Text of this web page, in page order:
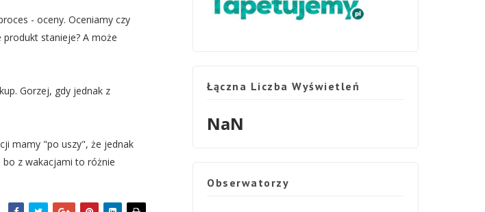
- oceny. Oceniamy czy
produkt stanieje? A może
Gorzej, gdy jednak z
mamy "po uszy", że jednak
bo z wakacjami to różnie
Łączna Liczba Wyświetleń
NaN
Obserwatorzy